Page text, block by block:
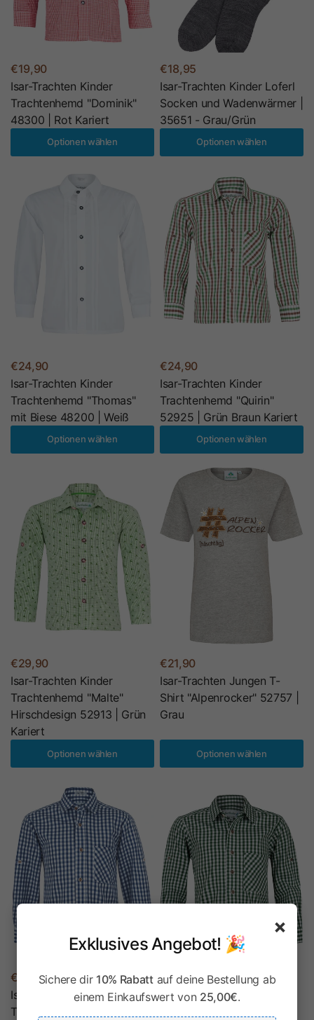
€19,90
Isar-Trachten Kinder
Trachtenhemd "Dominik"
48300 | Rot Kariert
Optionen wählen
€18,95
Isar-Trachten Kinder Loferl
Socken und Wadenwärmer |
35651 - Grau/Grün
Optionen wählen
€24,90
Isar-Trachten Kinder
Trachtenhemd "Thomas"
mit Biese 48200 | Weiß
Optionen wählen
€24,90
Isar-Trachten Kinder
Trachtenhemd "Quirin"
52925 | Grün Braun Kariert
Optionen wählen
€29,90
Isar-Trachten Kinder
Trachtenhemd "Malte"
Hirschdesign 52913 | Grün
Kariert
Optionen wählen
€21,90
Isar-Trachten Jungen T-
Shirt "Alpenrocker" 52757 |
Grau
Optionen wählen
€24,90
Isar-Trachten Kinder
Trachtenhemd "Moritz"
€24,90
Isar-Trachten Kinder
×
Exklusives Angebot! 🎉
Sichere dir 10% Rabattauf deine Bestellung ab
einem Einkaufswert von 25,00€.